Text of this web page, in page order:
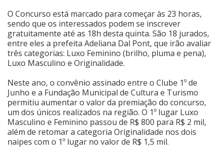
Anuncie
Fale Conosco
O Concurso está marcado para começar às 23 horas,
sendo que os interessados podem se inscrever
gratuitamente até as 18h desta quinta. São 18 jurados,
entre eles a prefeita Adeliana Dal Pont, que irão avaliar
três categorias: Luxo Feminino (brilho, pluma e pena),
Luxo Masculino e Originalidade.
Neste ano, o convênio assinado entre o Clube 1º de
Junho e a Fundação Municipal de Cultura e Turismo
permitiu aumentar o valor da premiação do concurso,
um dos únicos realizados na região. O 1º lugar Luxo
Masculino e Feminino passou de R$ 800 para R$ 2 mil,
além de retomar a categoria Originalidade nos dois
naipes com o 1º lugar no valor de R$ 1,5 mil.